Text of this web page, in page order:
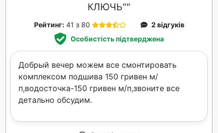
КЛЮЧЬ""
Рейтинг: 41 з 80
2 відгуків
Особистість підтверджена
Добрый вечер можем все смонтировать
комплексом подшива 150 гривен м/
п,водосточка-150 гривен м/п,звоните все
детально обсудим.